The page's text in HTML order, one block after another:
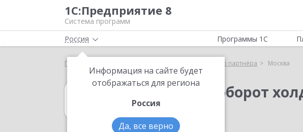
1С:Предприятие 8
Система программ
Россия
Информация на сайте будет
отображаться для региона
Россия
Да, все верно
Программы 1С
Главная Выбор партнёра Москва
1С:Документооборот
в Москве